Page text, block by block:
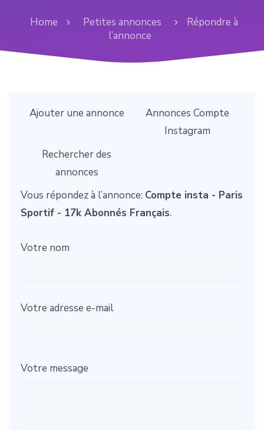
Home Petites annonces
Répondre à
l’annonce
Ajouter une annonce
Annonces Compte
Instagram
Rechercher des
annonces
Vous répondez à l’annonce: Compte insta - Paris
Sportif - 17k Abonnés Français.
Votre nom
Votre adresse e-mail
Votre message